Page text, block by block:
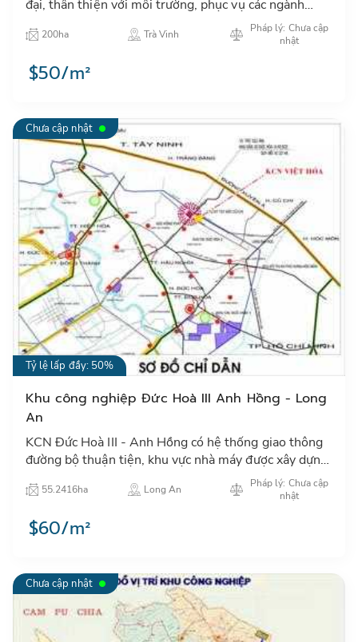
đại, thân thiện với môi trường, phục vụ các ngành
công nghiệp nhẹ, điện tử và các ngành công nghệ cao
có liên qu…
200ha Trà Vinh
Pháp lý: Chưa cập
nhật
$50/m²
Chưa cập nhật
Tỷ lệ lấp đầy: 50%
Khu công nghiệp Đức Hoà III Anh Hồng - Long
An
KCN Đức Hoà III - Anh Hồng có hệ thống giao thông
đường bộ thuận tiện, khu vực nhà máy được xây dựng
55.2416ha Long An
Pháp lý: Chưa cập
nhật
$60/m²
Chưa cập nhật